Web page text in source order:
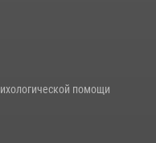
Всероссийского
помощи